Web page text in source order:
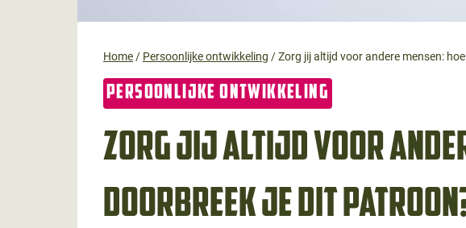
Home/ Persoonlijke ontwikkeling /Zorg jij altijd voor andere mensen:
PERSOONLIJKE ONTWIKKELING
Zorg jij altijd voor
doorbreek je dit